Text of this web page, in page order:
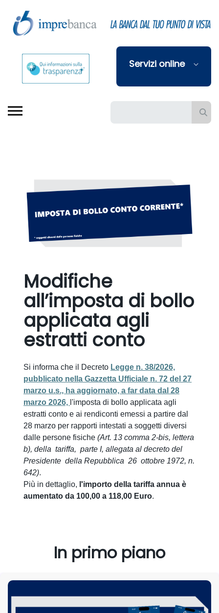
Skip to Main Content
Servizi online
Barra di ricerca
Modifiche
all’imposta di bollo
applicata agli
estratti conto
Si informa che il Decreto Legge n. 38/2026,
pubblicato nella Gazzetta Ufficiale n. 72 del 27
marzo u.s., ha aggiornato, a far data dal 28
marzo 2026, l'imposta di bollo applicata agli
estratti conto e ai rendiconti emessi a partire dal
28 marzo per rapporti intestati a soggetti diversi
dalle persone fisiche (Art. 13 comma 2-bis, lettera
b), della tariffa, parte I, allegata al decreto del
Presidente della Repubblica 26 ottobre 1972, n.
642).
Più in dettaglio, l'importo della tariffa annua è
aumentato da 100,00 a 118,00 Euro.
In primo piano